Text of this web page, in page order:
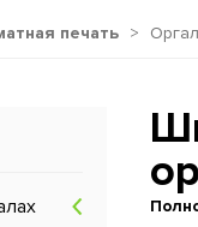
печать >